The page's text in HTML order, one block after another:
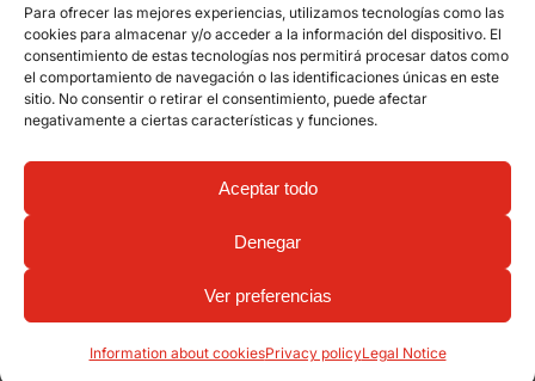
Para ofrecer las mejores experiencias, utilizamos tecnologías como las
cookies para almacenar y/o acceder a la información del dispositivo. El
consentimiento de estas tecnologías nos permitirá procesar datos como
el comportamiento de navegación o las identificaciones únicas en este
sitio. No consentir o retirar el consentimiento, puede afectar
negativamente a ciertas características y funciones.
Aceptar todo
Denegar
Ver preferencias
Information about cookiesPrivacy policyLegal Notice
Related products:
Other projects